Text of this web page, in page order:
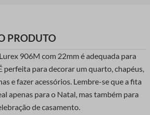
PRODUTO
906M com 22mm é adequada para
perfeita para decorar um quarto, chapéus,
e fazer acessórios. Lembre-se que a fita
apenas para o Natal, mas também para
de casamento.